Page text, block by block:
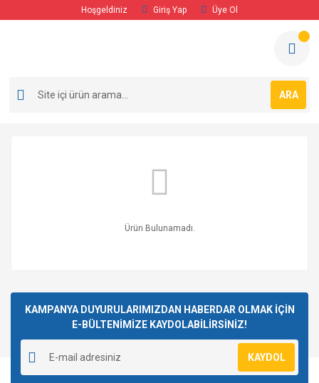
Hoşgeldiniz Giriş Yap Üye Ol
ARA
Ürün Bulunamadı.
KAMPANYA DUYURULARIMIZDAN HABERDAR OLMAK İÇİN
E-BÜLTENİMİZE KAYDOLABİLİRSİNİZ!
KAYDOL